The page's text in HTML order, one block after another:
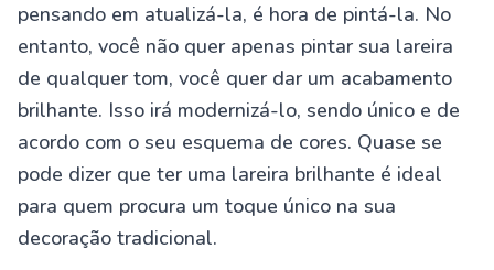
pensando em atualizá-la, é hora de pintá-la. No
entanto, você não quer apenas pintar sua lareira
de qualquer tom, você quer dar um acabamento
brilhante. Isso irá modernizá-lo, sendo único e de
acordo com o seu esquema de cores. Quase se
pode dizer que ter uma lareira brilhante é ideal
para quem procura um toque único na sua
decoração tradicional.